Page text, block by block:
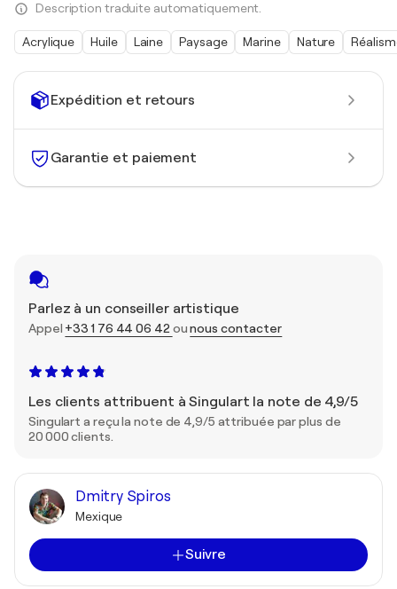
Expédition et retours
Garantie et paiement
Parlez à un conseiller artistique
Appel +33 1 76 44 06 42 ounous contacter
Les clients attribuent à Singulart la note de 4,9/5
Singulart a reçu la note de 4,9/5 attribuée par plus de
20 000 clients.
Dmitry Spiros
Mexique
Suivre
Description traduite automatiquement.
Acrylique Huile Laine Paysage Marine Nature